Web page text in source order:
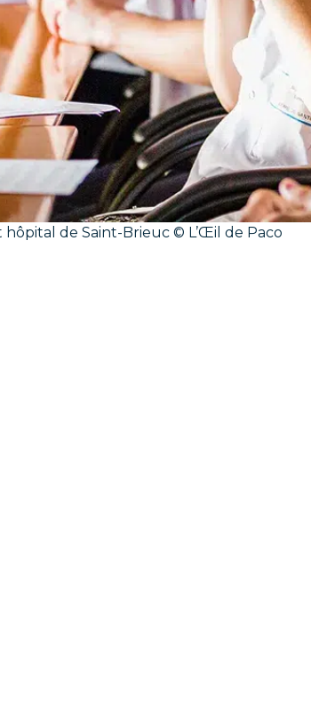
hôpital de Saint-Brieuc © L’Œil de Paco